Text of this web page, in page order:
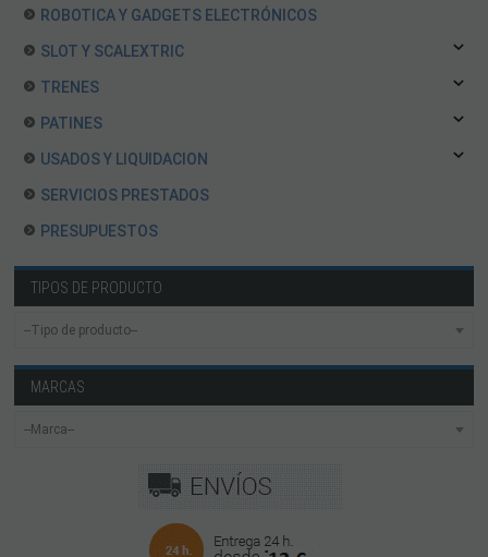
ROBOTICA Y GADGETS ELECTRÓNICOS
SLOT Y SCALEXTRIC
TRENES
PATINES
USADOS Y LIQUIDACION
SERVICIOS PRESTADOS
PRESUPUESTOS
TIPOS DE PRODUCTO
MARCAS